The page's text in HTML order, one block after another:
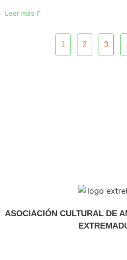
Leer más
1 2 3
ASOCIACIÓN CULTURAL DE